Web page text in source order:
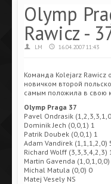
Olymp
Rawicz -
LM 16.04.2007 11:43
Команда Kolejarz
новичком второй
самым положила в свою
Olymp Praga 37
Pavel Ondrasik
Dominik Jech (0,0,1) 1
Patrik Doubek (0,0,1) 1
Adam Vandirek (1,1,1,2,0)
Richard Wolff (3,3,3,4,2,3)
Martin Gavenda (1,0,1,0,0)
Michal Matula (0,0) 0
Matej Vesely NS